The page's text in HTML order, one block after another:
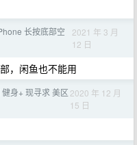
长按底部空
2021 年 3 月
12 日
，闲鱼也不能用
身+ 现寻求 美区 2020 年 12 月
15 日